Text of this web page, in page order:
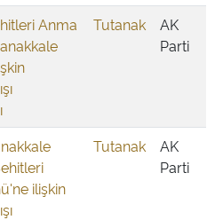
Anma
Tutanak
AK
Parti
ilişkin
Tutanak
AK
Parti